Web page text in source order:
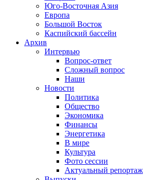
Юго-Восточная Азия
Европа
Большой Восток
Каспийский бассейн
Архив
Интервью
Вопрос-ответ
Сложный вопрос
Наши
Новости
Политика
Общество
Экономика
Финансы
Энергетика
В мире
Культура
Фото сессии
Актуальный репортаж